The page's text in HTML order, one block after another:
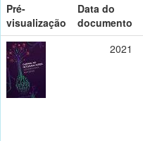
Pré-
visualização
Data do
documento
2021